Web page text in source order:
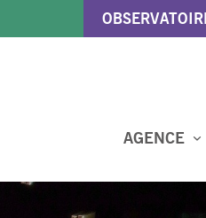
AGENCE